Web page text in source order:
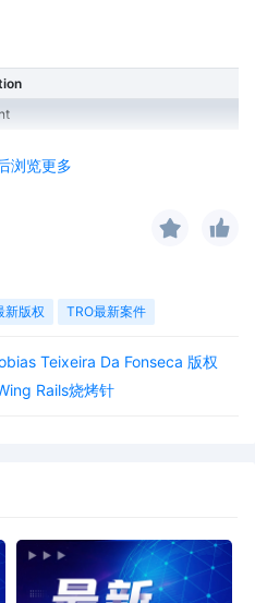
浏览更多
新版权 TRO最新案件
Teixeira Da Fonseca 版权
Rails烧烤针